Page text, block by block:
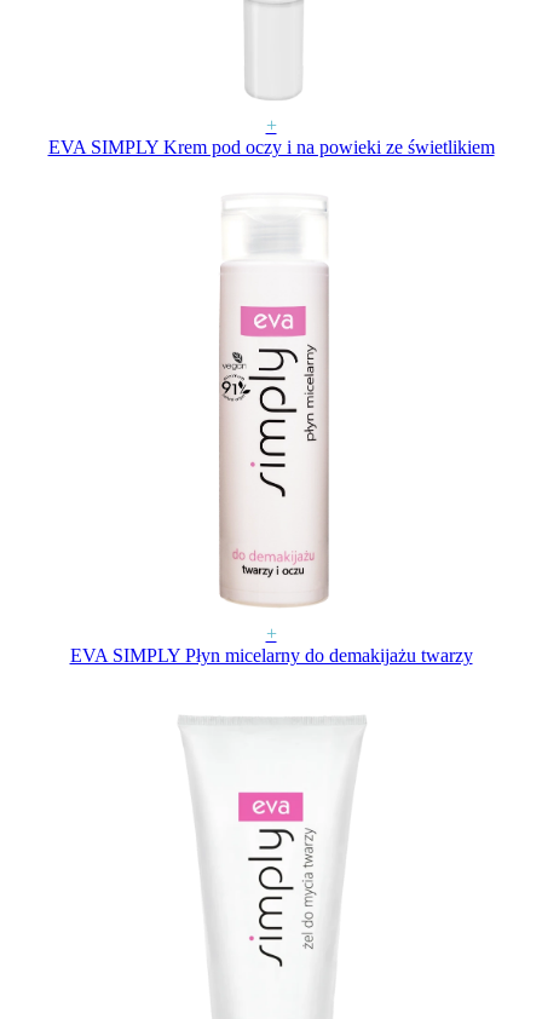
+
EVA SIMPLY Krem pod oczy i na powieki ze świetlikiem
+
EVA SIMPLY Płyn micelarny do demakijażu twarzy